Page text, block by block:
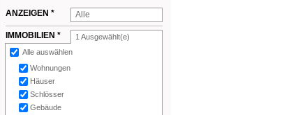
ANZEIGEN *
Alle
IMMOBILIEN * 1 Ausgewählt(e)
Alle auswählen
Wohnungen
Häuser
Schlösser
Gebäude